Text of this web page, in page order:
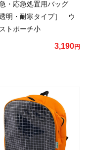
・応急処置用バッグ
透明・耐寒タイプ］ ウ
トポーチ小
3,190円